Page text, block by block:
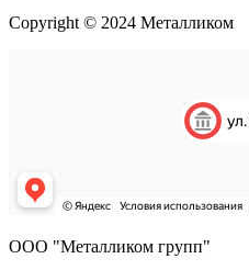
Copyright © 2024 Металликом
ООО "Металликом групп"